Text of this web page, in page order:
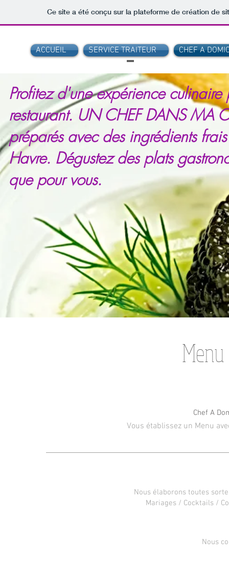
Ce site a été conçu sur la plateforme de création de
ACCUEIL SERVICE TRAITEUR CHEF A
Profitez d'une expérience
restaurant. UN CHEF DANS MA
préparés avec des ingrédients
Havre. Dégustez des plats
que pour vous.
Chef A
Vous établissez un Menu
Nous élaborons toutes
Mariages / Cocktails /
Nous